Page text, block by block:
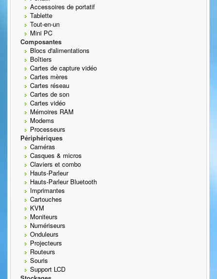
Accessoires de portatif
Tablette
Tout-en-un
Mini PC
Composantes
Blocs d'alimentations
Boîtiers
Cartes de capture vidéo
Cartes mères
Cartes réseau
Cartes de son
Cartes vidéo
Mémoires RAM
Modems
Processeurs
Périphériques
Caméras
Casques & micros
Claviers et combo
Hauts-Parleur
Hauts-Parleur Bluetooth
Imprimantes
Cartouches
KVM
Moniteurs
Numériseurs
Onduleurs
Projecteurs
Routeurs
Souris
Support LCD